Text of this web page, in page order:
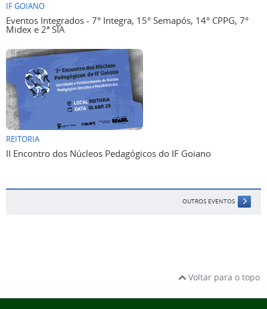
IF GOIANO
Eventos Integrados - 7° Integra, 15° Semapós, 14° CPPG, 7°
Midex e 2ª SIA
REITORIA
II Encontro dos Núcleos Pedagógicos do IF Goiano
OUTROS EVENTOS
Voltar para o topo